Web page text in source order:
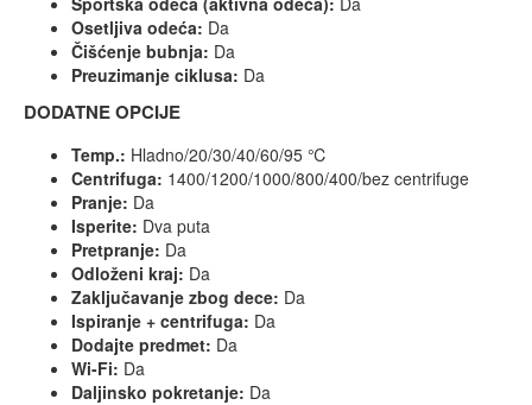
Osetljiva odeća: Da
Čišćenje bubnja: Da
Preuzimanje ciklusa: Da
DODATNE OPCIJE
Temp.: Hladno/20/30/40/60/95 ℃
Centrifuga: 1400/1200/1000/800/400/bez centrifuge
Pranje: Da
Isperite: Dva puta
Pretpranje: Da
Odloženi kraj: Da
Zaključavanje zbog dece: Da
Ispiranje + centrifuga: Da
Dodajte predmet: Da
Wi-Fi: Da
Daljinsko pokretanje: Da